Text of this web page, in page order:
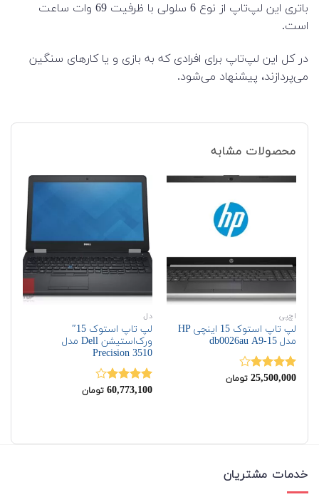
باتری این لپ‌تاپ از نوع 6 سلولی با ظرفیت 69 وات ساعت
است.
در کل این لپ‌تاپ برای افرادی که به بازی و یا کارهای سنگین
می‌پردازند، پیشنهاد می‌شود.
محصولات مشابه
اچ‌پی
لپ تاپ استوک 15 اینچی HP
مدل 15-db0026au A9
نمره
25,500,000 تومان
دل
لپ تاپ استوک 15″
ورک‌استیشن Dell مدل
Precision 3510
نمره
60,773,100 تومان
خدمات مشتریان